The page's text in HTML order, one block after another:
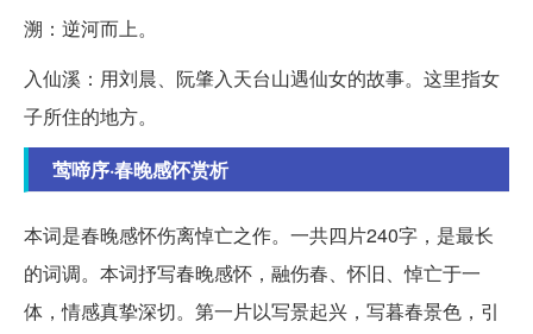
溯：逆河而上。
入仙溪：用刘晨、阮肇入天台山遇仙女的故事。这里指女
子所住的地方。
莺啼序·春晚感怀赏析
本词是春晚感怀伤离悼亡之作。一共四片240字，是最长
的词调。本词抒写春晚感怀，融伤春、怀旧、悼亡于一
体，情感真挚深切。第一片以写景起兴，写暮春景色，引